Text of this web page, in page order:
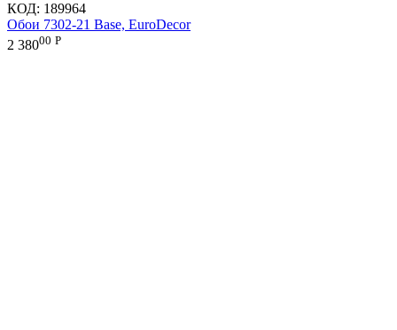
КОД: 189964
Обои 7302-21 Base, EuroDecor
2 38000 Р